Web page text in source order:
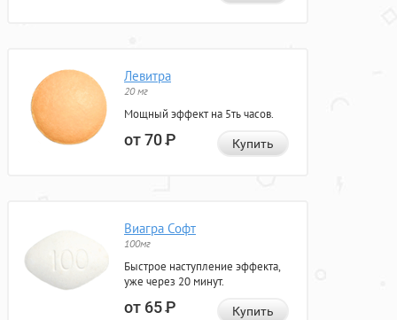
Левитра
20 мг
Мощный эффект на 5ть часов.
от 70Р Купить
Виагра Софт
100мг
Быстрое наступление эффекта,
уже через 20 минут.
от 65Р Купить